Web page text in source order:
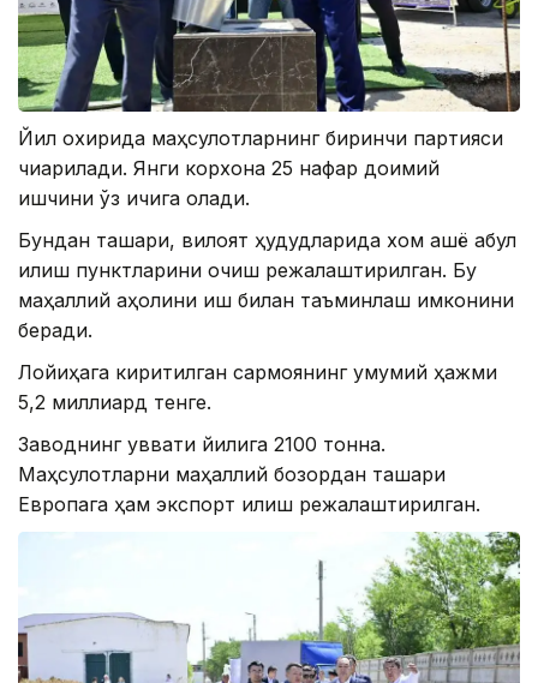
Йил охирида маҳсулотларнинг биринчи партияси
чиқарилади. Янги корхона 25 нафар доимий
ишчини ўз ичига олади.
Бундан ташқари, вилоят ҳудудларида хом ашё қабул
қилиш пунктларини очиш режалаштирилган. Бу
маҳаллий аҳолини иш билан таъминлаш имконини
беради.
Лойиҳага киритилган сармоянинг умумий ҳажми
5,2 миллиард тенге.
Заводнинг қуввати йилига 2100 тонна.
Маҳсулотларни маҳаллий бозордан ташқари
Европага ҳам экспорт қилиш режалаштирилган.